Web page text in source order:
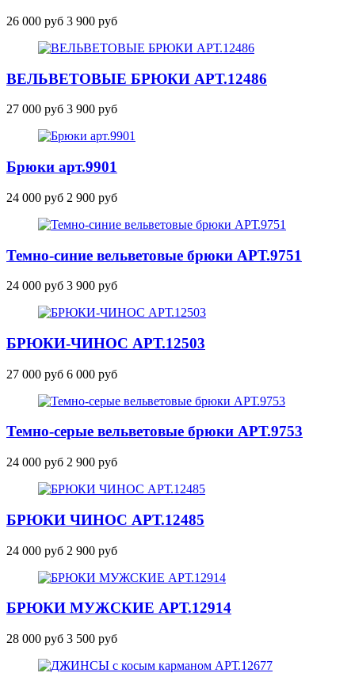
26 000 руб 3 900 руб
ВЕЛЬВЕТОВЫЕ БРЮКИ АРТ.12486
27 000 руб 3 900 руб
Брюки арт.9901
24 000 руб 2 900 руб
Темно-синие вельветовые брюки АРТ.9751
24 000 руб 3 900 руб
БРЮКИ-ЧИНОС АРТ.12503
27 000 руб 6 000 руб
Темно-серые вельветовые брюки АРТ.9753
24 000 руб 2 900 руб
БРЮКИ ЧИНОС АРТ.12485
24 000 руб 2 900 руб
БРЮКИ МУЖСКИЕ АРТ.12914
28 000 руб 3 500 руб